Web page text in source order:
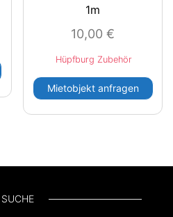
1m
10,00€
Hüpfburg Zubehör
Mietobjekt anfragen
SUCHE